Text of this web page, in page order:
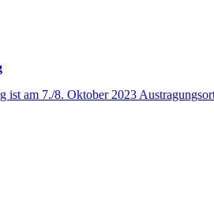
am 7./8. Oktober 2023